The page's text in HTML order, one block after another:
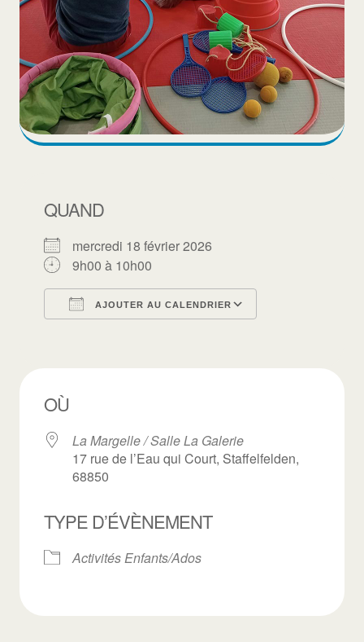
QUAND
mercredi 18 février 2026
9h00 à 10h00
AJOUTER AU CALENDRIER
OÙ
La Margelle / Salle La Galerie
17 rue de l’Eau qui Court, Staffelfelden,
68850
TYPE D’ÉVÈNEMENT
Activités Enfants/Ados